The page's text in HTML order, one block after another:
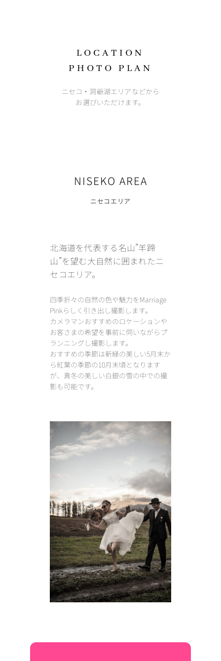
LOCATION
PHOTO PLAN
ニセコ・洞爺湖エリアなどから
お選びいただけます。
NISEKO AREA
ニセコエリア
北海道を代表する名山”羊蹄
山”を望む大自然に囲まれたニ
セコエリア。
四季折々の自然の色や魅力をMarriage
Pinkらしく引き出し撮影します。
カメラマンおすすめのロケーションや
お客さまの希望を事前に伺いながらプ
ランニングし撮影します。
おすすめの季節は新緑の美しい5月末か
ら紅葉の季節の10月末頃となります
が、真冬の美しい白銀の雪の中での撮
影も可能です。